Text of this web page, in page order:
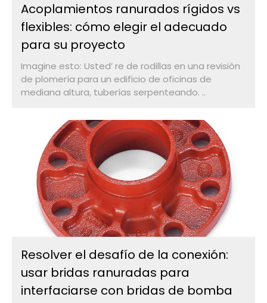
Acoplamientos ranurados rígidos vs
flexibles: cómo elegir el adecuado
para su proyecto
Imagine esto: Usted’ re de rodillas en una revisión
de plomería para un edificio de oficinas de
mediana altura, tuberías serpenteando. ..
Resolver el desafío de la conexión:
usar bridas ranuradas para
interfaciarse con bridas de bomba